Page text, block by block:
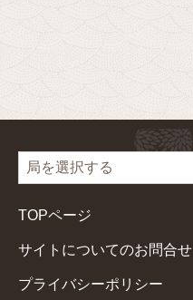
TOPページ
サイトについてのお問合せ
プライバシーポリシー